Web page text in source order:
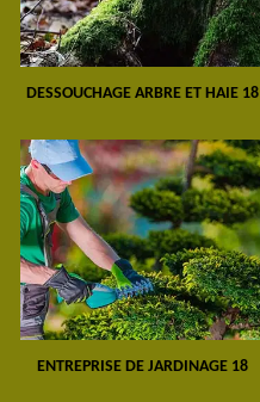
DESSOUCHAGE ARBRE ET HAIE 18
ENTREPRISE DE JARDINAGE 18